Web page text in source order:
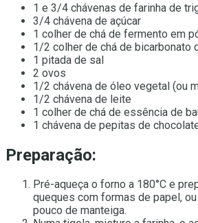
1 e 3/4 chávenas de farinha de
3/4 chávena de açúcar
1 colher de chá de fermento em
1/2 colher de chá de bicarbonato
1 pitada de sal
2 ovos
1/2 chávena de óleo vegetal (ou
1/2 chávena de leite
1 colher de chá de essência de
1 chávena de pepitas de
Preparação:
Pré-aqueça o forno a 180°C e
queques com formas de papel,
pouco de manteiga.